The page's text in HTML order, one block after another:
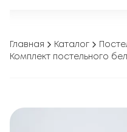
Главная Каталог
Комплект постельного